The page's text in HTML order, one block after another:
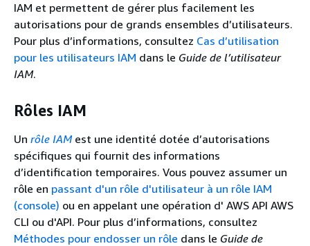
IAM et permettent de gérer plus facilement les
autorisations pour de grands ensembles d’utilisateurs.
Pour plus d’informations, consultez Cas d’utilisation
pour les utilisateurs IAM dans le Guide de l’utilisateur
IAM.
Rôles IAM
Un rôle IAMest une identité dotée d’autorisations
spécifiques qui fournit des informations
d’identification temporaires. Vous pouvez assumer un
rôle en passant d'un rôle d'utilisateur à un rôle IAM
(console) ou en appelant une opération d' AWS API AWS
CLI ou d'API. Pour plus d’informations, consultez
Méthodes pour endosser un rôle dans le Guide de